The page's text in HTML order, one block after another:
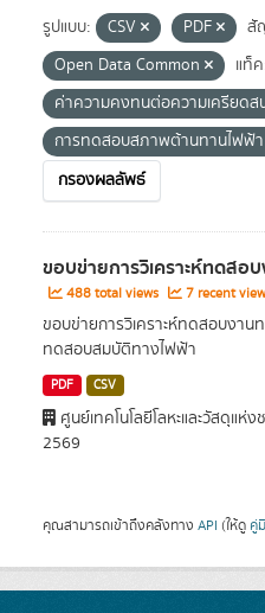
รูปแบบ: CSV PDF
สั
Open Data Common
แท็
ค่าความคงทนต่อความเครียดส
การทดสอบสภาพต้านทานไฟฟ้า
กรองผลลัพธ์
ขอบข่ายการวิเคราะห์ทดส
488 total views 7 recent
ขอบข่ายการวิเคราะห์ทดสอบงา
ทดสอบสมบัติทางไฟฟ้า
PDF CSV
ศูนย์เทคโนโลยีโลหะและวัสดุแห่ง
2569
คุณสามารถเข้าถึงคลังทาง API (ให้ดู คู่